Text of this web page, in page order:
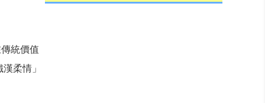
統價值
漢柔情」